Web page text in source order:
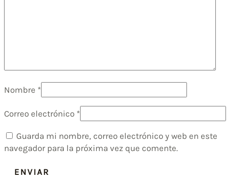
Nombre *
Correo electrónico *
Guarda mi nombre, correo electrónico y web en este
navegador para la próxima vez que comente.